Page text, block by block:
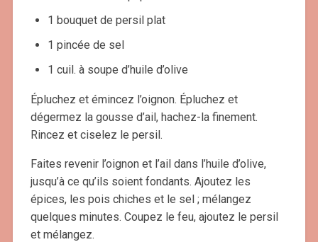
1 bouquet de persil plat
1 pincée de sel
1 cuil. à soupe d’huile d’olive
Épluchez et émincez l’oignon. Épluchez et
dégermez la gousse d’ail, hachez-la finement.
Rincez et ciselez le persil.
Faites revenir l’oignon et l’ail dans l’huile d’olive,
jusqu’à ce qu’ils soient fondants. Ajoutez les
épices, les pois chiches et le sel ; mélangez
quelques minutes. Coupez le feu, ajoutez le persil
et mélangez.